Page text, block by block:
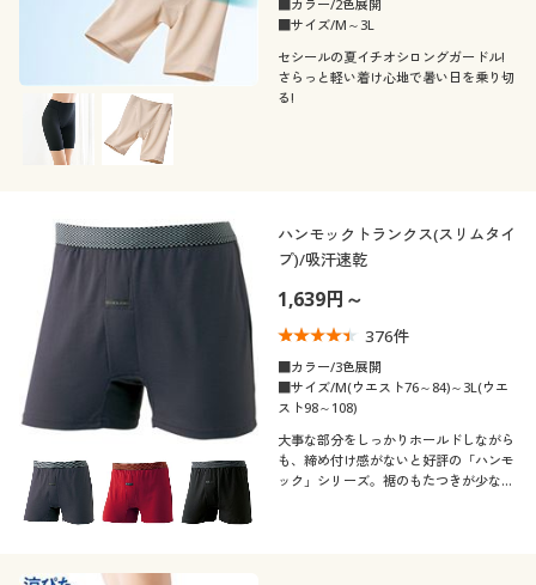
■カラー/2色展開
■サイズ/M～3L
セシールの夏イチオシロングガードル!
さらっと軽い着け心地で暑い日を乗り切
る!
ハンモックトランクス(スリムタイ
プ)/吸汗速乾
1,639円～
376件
■カラー/3色展開
■サイズ/M(ウエスト76～84)～3L(ウエ
スト98～108)
大事な部分をしっかりホールドしながら
も、締め付け感がないと好評の「ハンモ
ック」シリーズ。裾のもたつきが少ない